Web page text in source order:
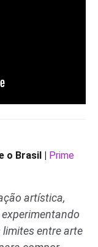
o Brasil | Prime
artística,
entre arte